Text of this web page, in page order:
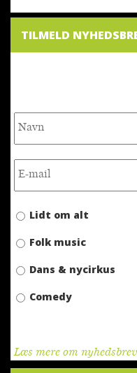
TILMELD
Lidt om alt
Folk music
Dans & nycirkus
Comedy
Læs mere om